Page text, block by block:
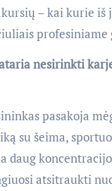
– kai kurie iš
profesiniame
nesirinkti
pasakoja
su šeima,
daug
atsitraukti